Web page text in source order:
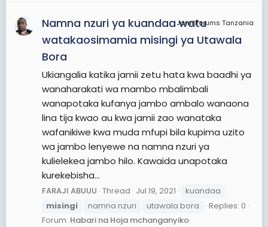
JamiiForums Tanzania
Namna nzuri ya kuandaa watu
watakaosimamia misingi ya Utawala
Bora
Ukiangalia katika jamii zetu hata kwa baadhi ya
wanaharakati wa mambo mbalimbali
wanapotaka kufanya jambo ambalo wanaona
lina tija kwao au kwa jamii zao wanataka
wafanikiwe kwa muda mfupi bila kupima uzito
wa jambo lenyewe na namna nzuri ya
kulielekea jambo hilo. Kawaida unapotaka
kurekebisha...
FARAJI ABUUU Thread Jul 19, 2021
kuandaa
misingi
namna nzuri utawala bora
Replies: 0
Forum: Habari na Hoja mchanganyiko